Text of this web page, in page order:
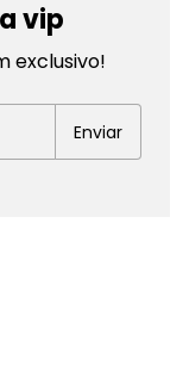
vip
exclusivo!